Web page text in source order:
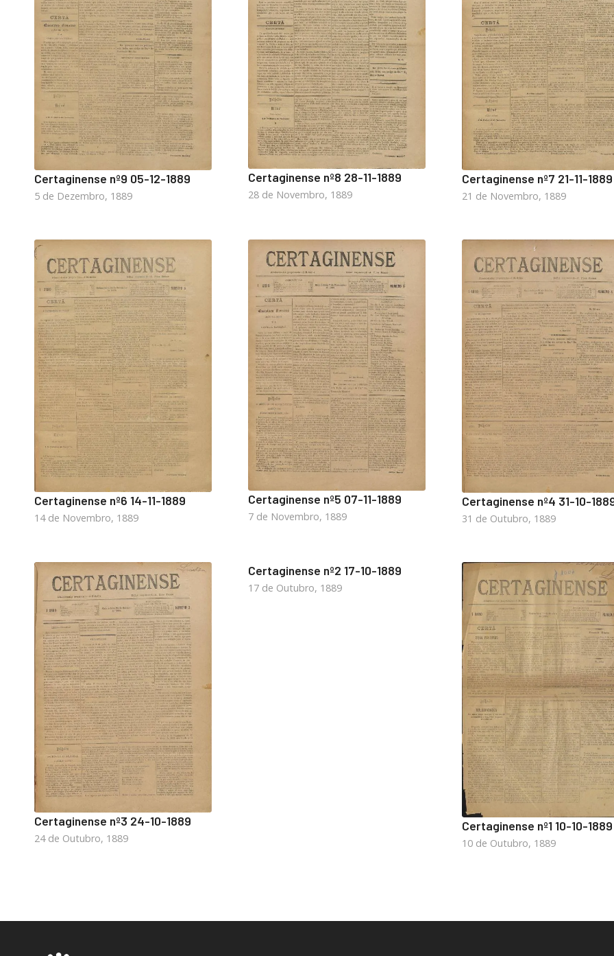
Certaginense nº9 05-12-1889
5 de Dezembro, 1889
Certaginense nº8 28-11-1889
28 de Novembro, 1889
Certaginense nº7 21-11-1889
21 de Novembro, 1889
Certaginense nº6 14-11-1889
14 de Novembro, 1889
Certaginense nº5 07-11-1889
7 de Novembro, 1889
Certaginense nº4 31-10-
31 de Outubro, 1889
Certaginense nº3 24-10-1889
24 de Outubro, 1889
Certaginense nº2 17-10-1889
17 de Outubro, 1889
Certaginense nº1 10-10-1889
10 de Outubro, 1889